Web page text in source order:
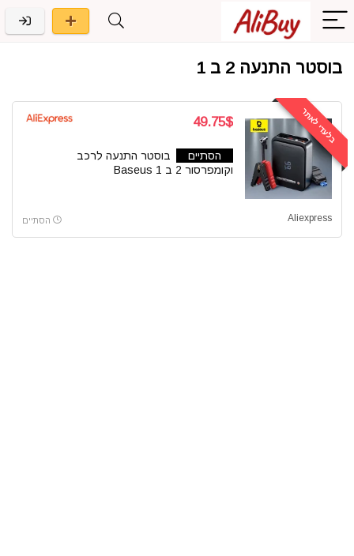
בוסטר התנעה 2 ב 1
בלעדי לאתר 49.75$
הסתיים
בוסטר התנעה לרכב
וקומפרסור 2 ב 1 Baseus
Aliexpress הסתיים